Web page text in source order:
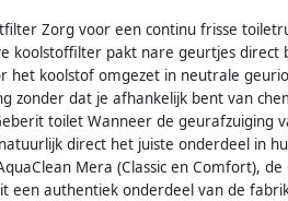
Zorg voor een continu frisse
koolstoffilter pakt nare geurtjes direct
het koolstof omgezet in neutrale
zonder dat je afhankelijk bent van
toilet Wanneer de geurafzuiging
direct het juiste onderdeel in
Mera (Classic en Comfort),
een authentiek onderdeel van de